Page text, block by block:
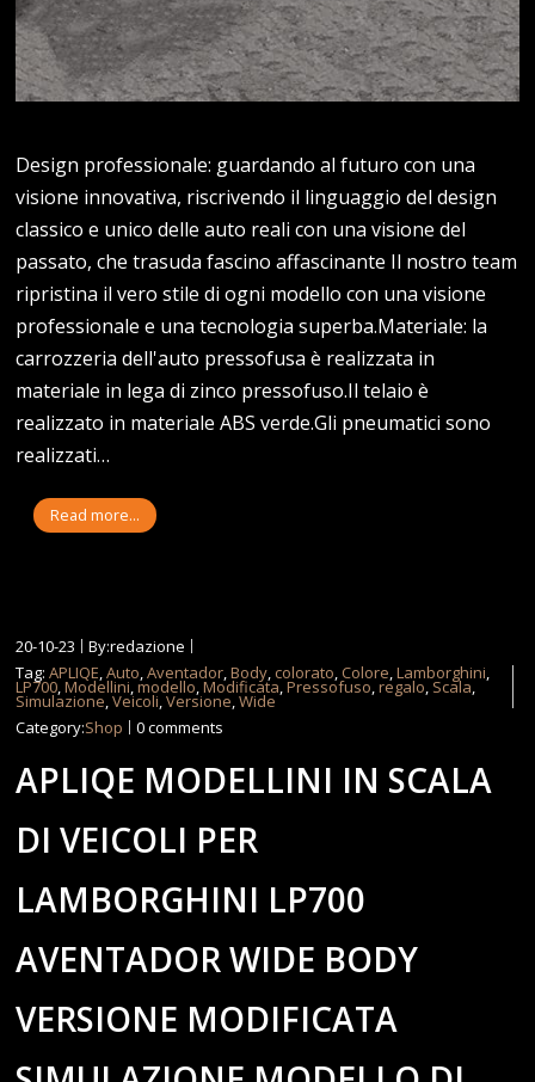
Design professionale: guardando al futuro con una
visione innovativa, riscrivendo il linguaggio del design
classico e unico delle auto reali con una visione del
passato, che trasuda fascino affascinante Il nostro team
ripristina il vero stile di ogni modello con una visione
professionale e una tecnologia superba.Materiale: la
carrozzeria dell'auto pressofusa è realizzata in
materiale in lega di zinco pressofuso.Il telaio è
realizzato in materiale ABS verde.Gli pneumatici sono
realizzati…
Read more...
20-10-23
By:redazione
Tag:APLIQE,Auto,Aventador,Body, colorato, Colore,Lamborghini,
LP700,Modellini,modello,Modificata,Pressofuso,regalo, Scala,
Simulazione,Veicoli,Versione,Wide
Category:Shop 0 comments
APLIQE MODELLINI IN SCALA
DI VEICOLI PER
LAMBORGHINI LP700
AVENTADOR WIDE BODY
VERSIONE MODIFICATA